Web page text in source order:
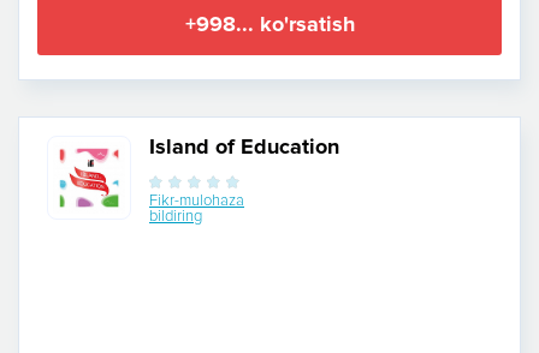
+998... ko'rsatish
Island of Education
Fikr-mulohaza
bildiring